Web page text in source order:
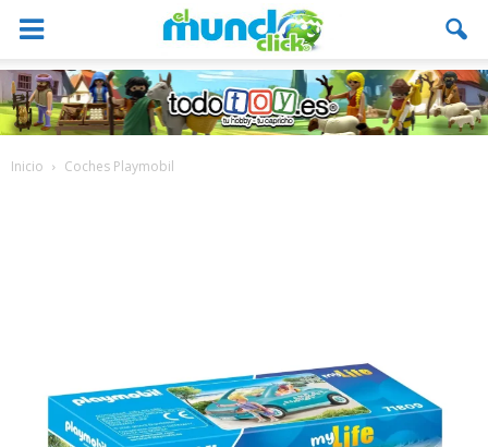
Inicio Coches Playmobil